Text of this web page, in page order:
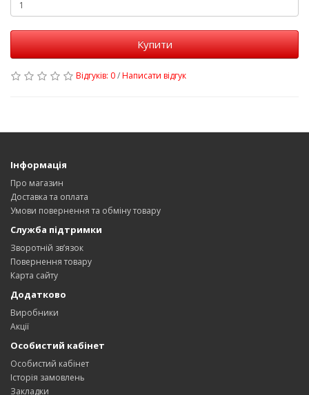
Купити
Відгуків: 0/Написати відгук
Інформація
Про магазин
Доставка та оплата
Умови повернення та обміну товару
Служба підтримки
Зворотній зв’язок
Повернення товару
Карта сайту
Додатково
Виробники
Акції
Особистий кабінет
Особистий кабінет
Історія замовлень
Закладки